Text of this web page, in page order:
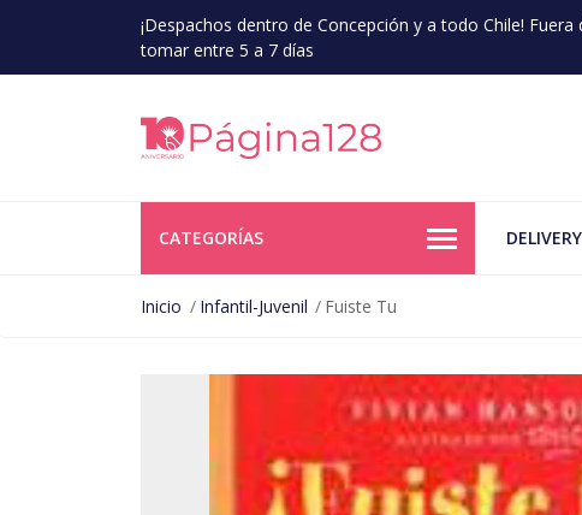
¡Despachos dentro de Concepción y a todo Chile! Fuera
tomar entre 5 a 7 días
CATEGORÍAS DELIVERY
Inicio Infantil-Juvenil Fuiste Tu